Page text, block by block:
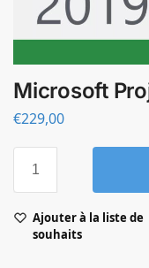
Microsoft
€229,00
Ajouter à la liste de
souhaits